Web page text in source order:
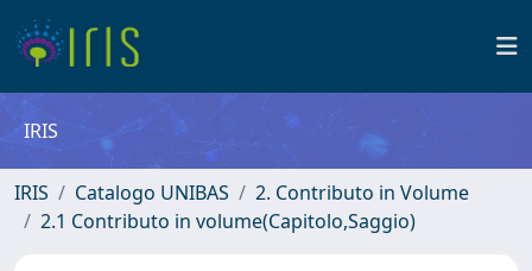
IRIS
IRIS Catalogo UNIBAS
2. Contributo in Volume
2.1 Contributo in volume(Capitolo,Saggio)